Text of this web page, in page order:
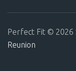
Perfect Fit © 2026
Reunion